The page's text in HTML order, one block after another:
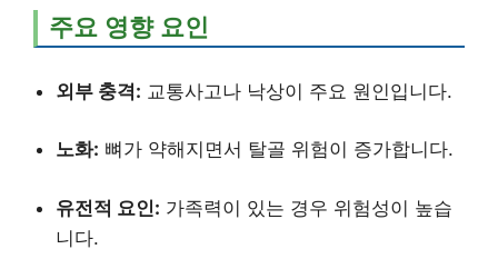
주요 영향 요인
외부 충격: 교통사고나 낙상이 주요 원인입니다.
노화: 뼈가 약해지면서 탈골 위험이 증가합니다.
유전적 요인: 가족력이 있는 경우 위험성이 높습
니다.